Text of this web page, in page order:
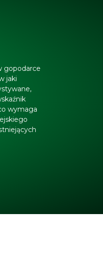
gopodarce
jaki
wymaga